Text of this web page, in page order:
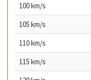
100 km/s
105 km/s
110 km/s
115 km/s